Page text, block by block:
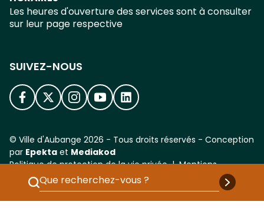
Entrez ici votre recherche
Les heures d'ouverture des services sont à consulter
sur leur page respective
SUIVEZ-NOUS
FACEBOOK
TWITTERINSTAGRAM
YOUTUBELINKEDIN
© Ville d'Aubange 2026 - Tous droits réservés - Conception
par Epekta et Mediakod
Politique de protection de la vie privée | Mentions
légales | Déclaration d’accessibilité